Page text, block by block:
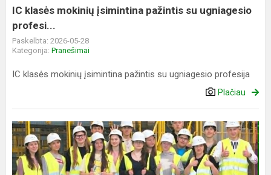
profesi...
IC klasės mokinių įsimintina pažintis su ugniagesio
profesi...
Paskelbta: 2026-05-28
Kategorija: Pranešimai
IC klasės mokinių įsimintina pažintis su ugniagesio profesija
Plačiau
Išvyka
į
VMG